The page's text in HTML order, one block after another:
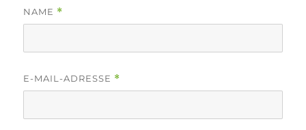
NAME *
E-MAIL-ADRESSE *